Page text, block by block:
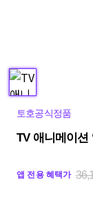
토호공식정품
TV 애니메이션
앱 전용 혜택가